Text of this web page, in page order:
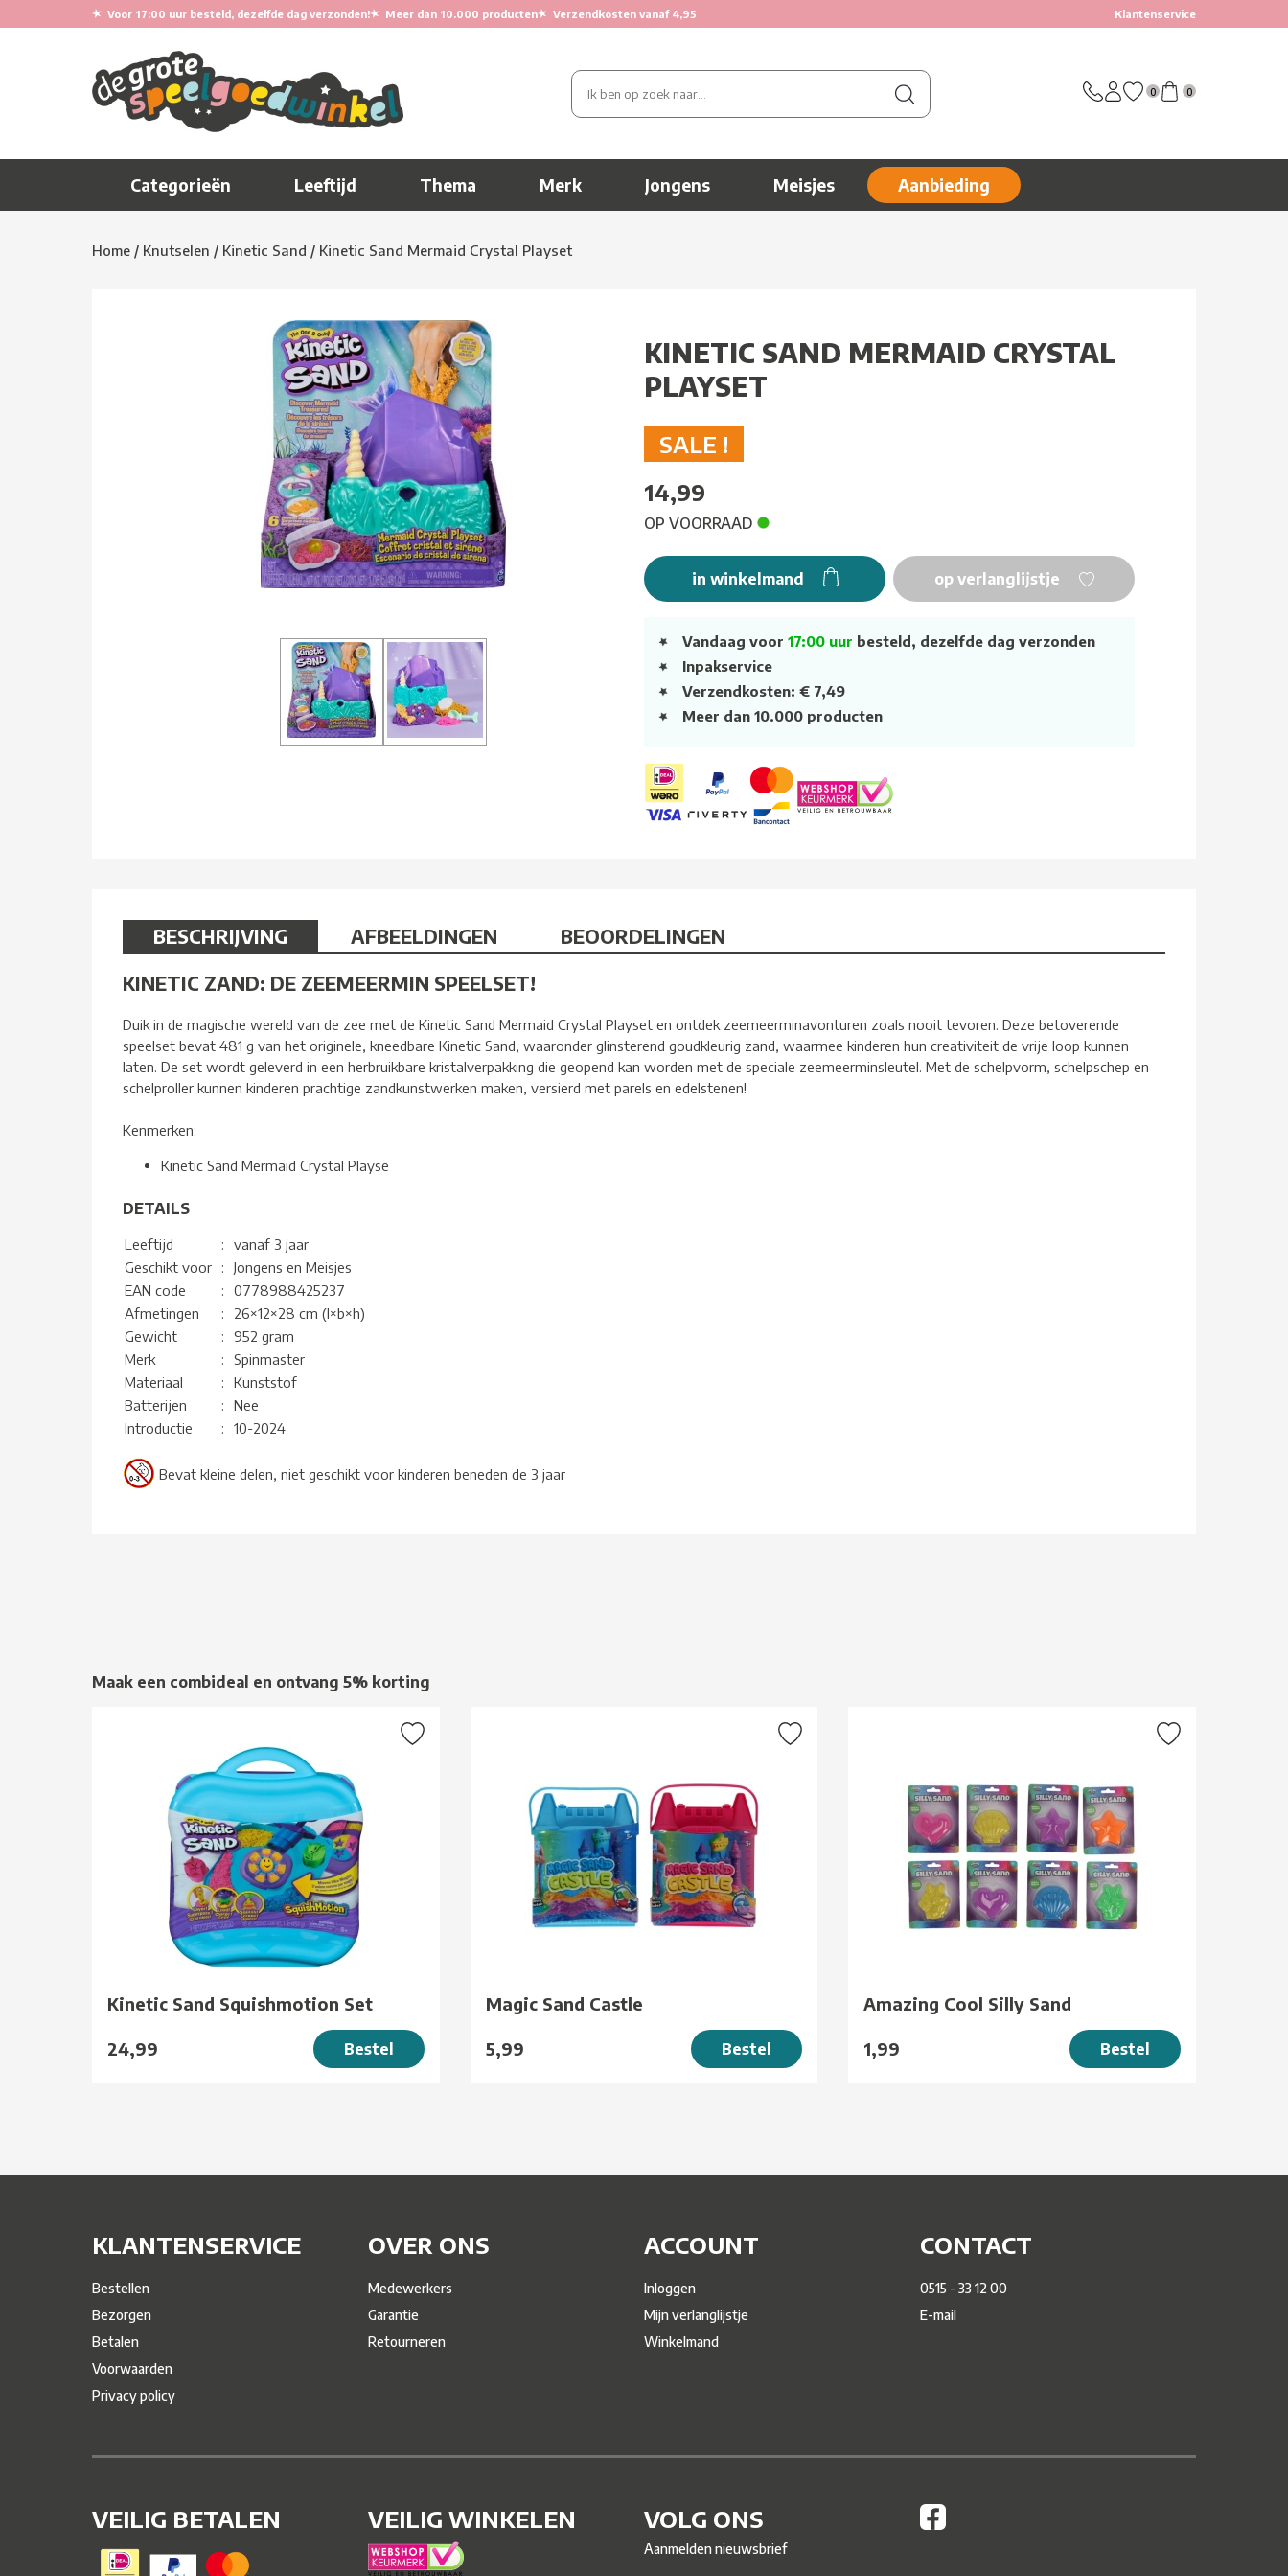
★ Voor 17:00 uur besteld, dezelfde dag verzonden!★ Meer dan 10.000 producten★ Verzendkosten vanaf 4,95 Klantenservice
0 0
Categorieën Leeftijd Thema Merk Jongens Meisjes Aanbieding
Home / Knutselen / Kinetic Sand / Kinetic Sand Mermaid Crystal Playset
KINETIC SAND MERMAID CRYSTAL
PLAYSET
SALE !
14,99
OP VOORRAAD
in winkelmand op verlanglijstje
Vandaag voor 17:00 uur besteld, dezelfde dag verzonden
Inpakservice
Verzendkosten: € 7,49
Meer dan 10.000 producten
BESCHRIJVING AFBEELDINGEN
BEOORDELINGEN
KINETIC ZAND: DE ZEEMEERMIN SPEELSET!
Duik in de magische wereld van de zee met de Kinetic Sand Mermaid Crystal Playset en ontdek zeemeerminavonturen zoals nooit tevoren. Deze betoverende
speelset bevat 481 g van het originele, kneedbare Kinetic Sand, waaronder glinsterend goudkleurig zand, waarmee kinderen hun creativiteit de vrije loop kunnen
laten. De set wordt geleverd in een herbruikbare kristalverpakking die geopend kan worden met de speciale zeemeerminsleutel. Met de schelpvorm, schelpschep en
schelproller kunnen kinderen prachtige zandkunstwerken maken, versierd met parels en edelstenen!
Kenmerken:
Kinetic Sand Mermaid Crystal Playse
DETAILS
Leeftijd :
vanaf 3 jaar
Geschikt voor
:
Jongens en Meisjes
EAN code
:
0778988425237
Afmetingen
:
26×12×28 cm (l×b×h)
Gewicht
:
952 gram
Merk
:
Spinmaster
Materiaal
:
Kunststof
Batterijen
:
Nee
Introductie
: 10-2024
Bevat kleine delen, niet geschikt voor kinderen beneden de 3 jaar
Maak een combideal en ontvang 5% korting
Kinetic Sand Squishmotion Set
24,99 Bestel
Magic Sand Castle
5,99 Bestel
Amazing Cool Silly Sand
1,99 Bestel
KLANTENSERVICE
Bestellen
Bezorgen
Betalen
Voorwaarden
Privacy policy
OVER ONS
Medewerkers
Garantie
Retourneren
ACCOUNT
Inloggen
Mijn verlanglijstje
Winkelmand
CONTACT
0515 - 33 12 00
E-mail
VEILIG BETALEN VEILIG WINKELEN VOLG ONS
Aanmelden nieuwsbrief